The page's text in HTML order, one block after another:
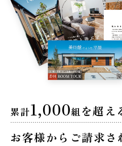
累計1,000組 を超え
お客様からご請求さ